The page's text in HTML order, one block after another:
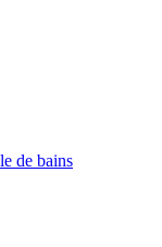
de bains